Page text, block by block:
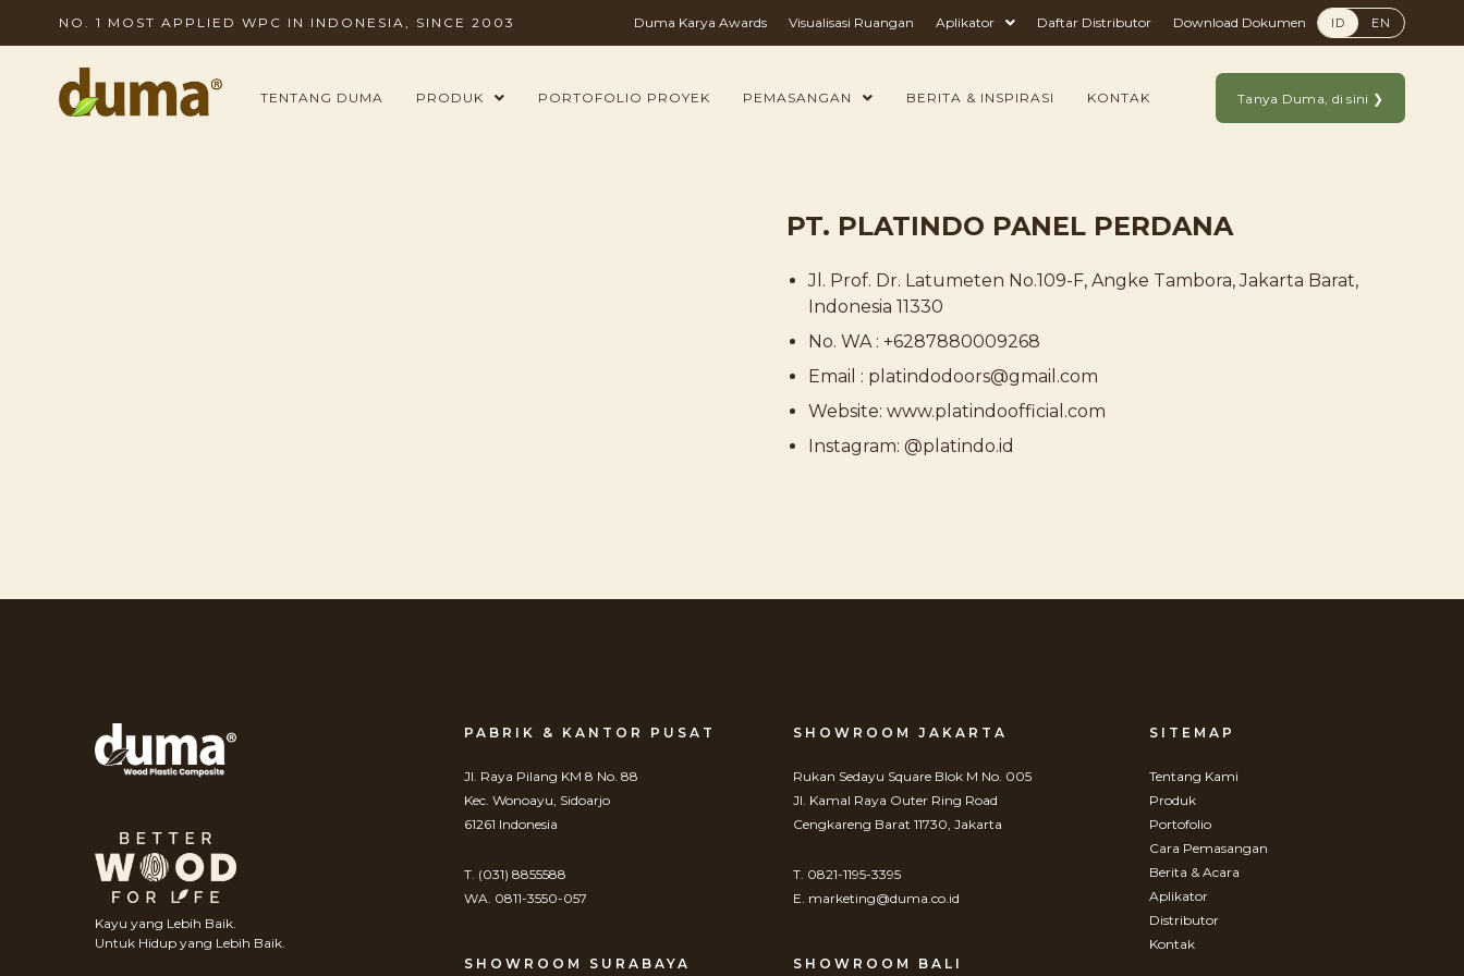
NO. 1 MOST APPLIED WPC IN INDONESIA, SINCE 2003 Duma Karya Awards Visualisasi Ruangan Aplikator Daftar Distributor Download Dokumen ID EN
TENTANG DUMA PRODUK PORTOFOLIO PROYEK PEMASANGAN BERITA & INSPIRASI KONTAK Tanya Duma, di sini ❯
PT. PLATINDO PANEL PERDANA
Jl. Prof. Dr. Latumeten No.109-F, Angke Tambora, Jakarta Barat,
Indonesia 11330
No. WA : +6287880009268
Email : platindodoors@gmail.com
Website: www.platindoofficial.com
Instagram: @platindo.id
Kayu yang Lebih Baik.
Untuk Hidup yang Lebih Baik.
PABRIK & KANTOR PUSAT
Jl. Raya Pilang KM 8 No. 88
Kec. Wonoayu, Sidoarjo
61261 Indonesia
T. (031) 8855588
WA. 0811-3550-057
SHOWROOM SURABAYA
SHOWROOM JAKARTA
Rukan Sedayu Square Blok M No. 005
Jl. Kamal Raya Outer Ring Road
Cengkareng Barat 11730, Jakarta
T. 0821-1195-3395
E. marketing@duma.co.id
SHOWROOM BALI
SITEMAP
Tentang Kami
Produk
Portofolio
Cara Pemasangan
Berita & Acara
Aplikator
Distributor
Kontak